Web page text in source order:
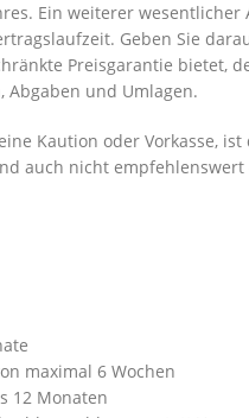
Ein weiterer
Geben Sie
Preisgarantie bietet,
Abgaben und Umlagen.
Kaution oder Vorkasse,
auch nicht
maximal 6 Wochen
12 Monaten